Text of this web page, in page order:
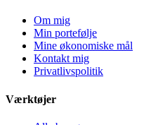
Om mig
Min portefølje
Mine økonomiske mål
Kontakt mig
Privatlivspolitik
Værktøjer